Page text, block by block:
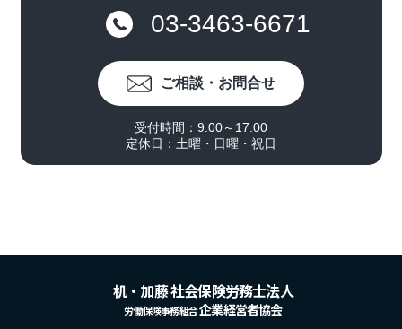
03-3463-6671
ご相談・お問合せ
受付時間：9:00～17:00
定休日：土曜・日曜・祝日
机・加藤 社会保険労務士法人
労働保険事務組合企業経営者協会